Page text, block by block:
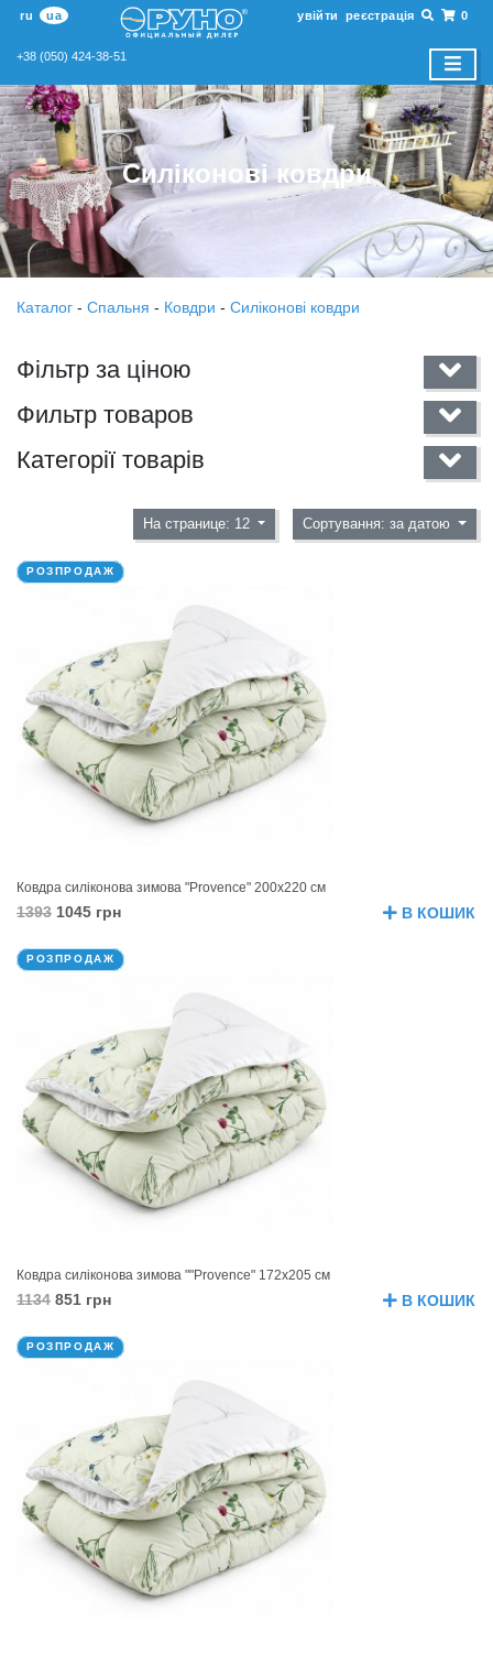
ru ua увійти реєстрація 0
+38 (050) 424-38-51
Силіконові ковдри
Каталог - Спальня - Ковдри - Силіконові ковдри
Фільтр за ціною
Фильтр товаров
Категорії товарів
На странице: 12 Сортування: за датою
РОЗПРОДАЖ
Ковдра силіконова зимова "Provence" 200х220 см
1393 1045 грн В КОШИК
РОЗПРОДАЖ
Ковдра силіконова зимова ""Provence" 172х205 см
1134 851 грн В КОШИК
РОЗПРОДАЖ